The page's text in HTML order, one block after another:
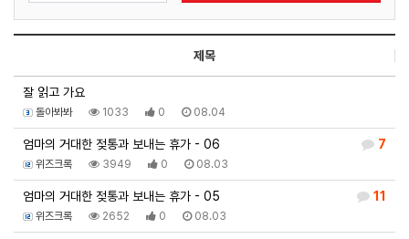
제목
잘 읽고 가요
돌아봐봐 1033 0 08.04
7
엄마의 거대한 젖통과 보내는 휴가 - 06
위즈크록 3949 0 08.03
11
엄마의 거대한 젖통과 보내는 휴가 - 05
위즈크록 2652 0 08.03